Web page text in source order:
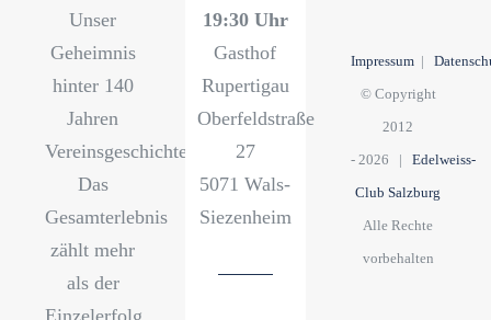
Unser
Geheimnis
hinter 140
Jahren
Vereinsgeschichte?
Das
Gesamterlebnis
zählt mehr
als der
19:30 Uhr
Gasthof
Rupertigau
Oberfeldstraße
27
5071 Wals-
Siezenheim
Impressum|
© Copyright
2012
- 2026 | Edelweiss-
Club Salzburg
Alle Rechte
vorbehalten